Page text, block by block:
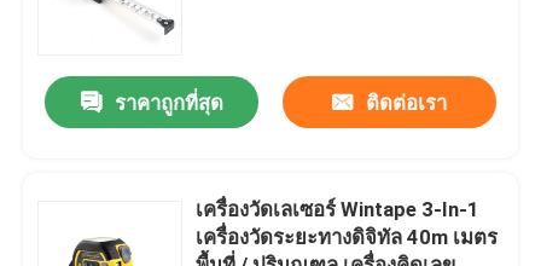
ขอใบเสนอราคา
เทปวัดเสื้อผ้า
เทปวัดจักรเย็บผ้าส่วนบุคคล
ราคาถูกที่สุด ติดต่อเรา
เครื่องวัดเลเซอร์ Wintape 3-In-1
เครื่องวัดระยะทางดิจิทัล 40m เมตร